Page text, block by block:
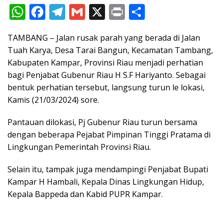
W
h
at
s
A
p
p
F
ac
e
b
o
o
k
T
el
e
gr
a
m
G
m
ai
l
X Pr
in
t ar
e
TAMBANG – Jalan rusak parah yang berada di Jalan
Tuah Karya, Desa Tarai Bangun, Kecamatan Tambang,
Kabupaten Kampar, Provinsi Riau menjadi perhatian
bagi Penjabat Gubenur Riau H S.F Hariyanto. Sebagai
bentuk perhatian tersebut, langsung turun le lokasi,
Kamis (21/03/2024) sore.
Pantauan dilokasi, Pj Gubenur Riau turun bersama
dengan beberapa Pejabat Pimpinan Tinggi Pratama di
Lingkungan Pemerintah Provinsi Riau.
Selain itu, tampak juga mendampingi Penjabat Bupati
Kampar H Hambali, Kepala Dinas Lingkungan Hidup,
Kepala Bappeda dan Kabid PUPR Kampar.